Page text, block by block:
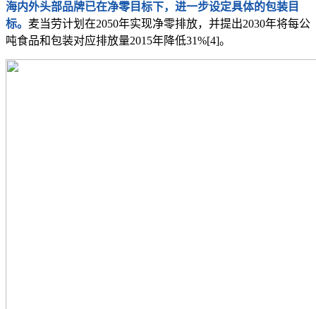
海内外头部品牌已在净零目标下，进一步设定具体的包装目
标。 麦当劳计划在2050年实现净零排放，并提出2030年将每公
吨食品和包装对应排放量2015年降低31%[4]。